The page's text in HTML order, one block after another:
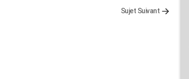
Sujet Suivant